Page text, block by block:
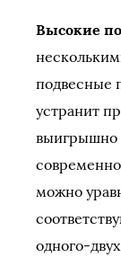
Высокие
подвесные
устранит
выигрышно
можно
одного-